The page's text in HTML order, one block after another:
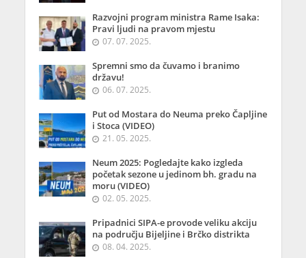
Razvojni program ministra Rame Isaka:
Pravi ljudi na pravom mjestu
07. 07. 2025.
Spremni smo da čuvamo i branimo
državu!
06. 07. 2025.
Put od Mostara do Neuma preko Čapljine
i Stoca (VIDEO)
21. 05. 2025.
Neum 2025: Pogledajte kako izgleda
početak sezone u jedinom bh. gradu na
moru (VIDEO)
02. 05. 2025.
Pripadnici SIPA-e provode veliku akciju
na području Bijeljine i Brčko distrikta
08. 04. 2025.